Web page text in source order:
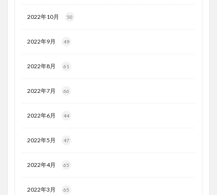
2022年10月 50
2022年9月 49
2022年8月 61
2022年7月 66
2022年6月 44
2022年5月 47
2022年4月 65
2022年3月 65